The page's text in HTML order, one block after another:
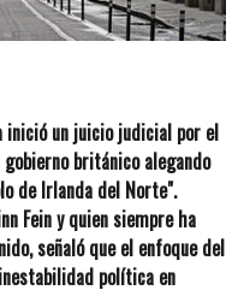
inició un juicio judicial por el
británico alegando
de Irlanda del Norte".
Fein y quien siempre ha
señaló que el enfoque del
política en